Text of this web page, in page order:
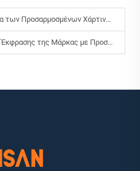
Χάρτινων Σακουλών με Εκτύπωση
με Προσαρμοσμένες Χάρτινες Τσάντες Για Εστιατόρια